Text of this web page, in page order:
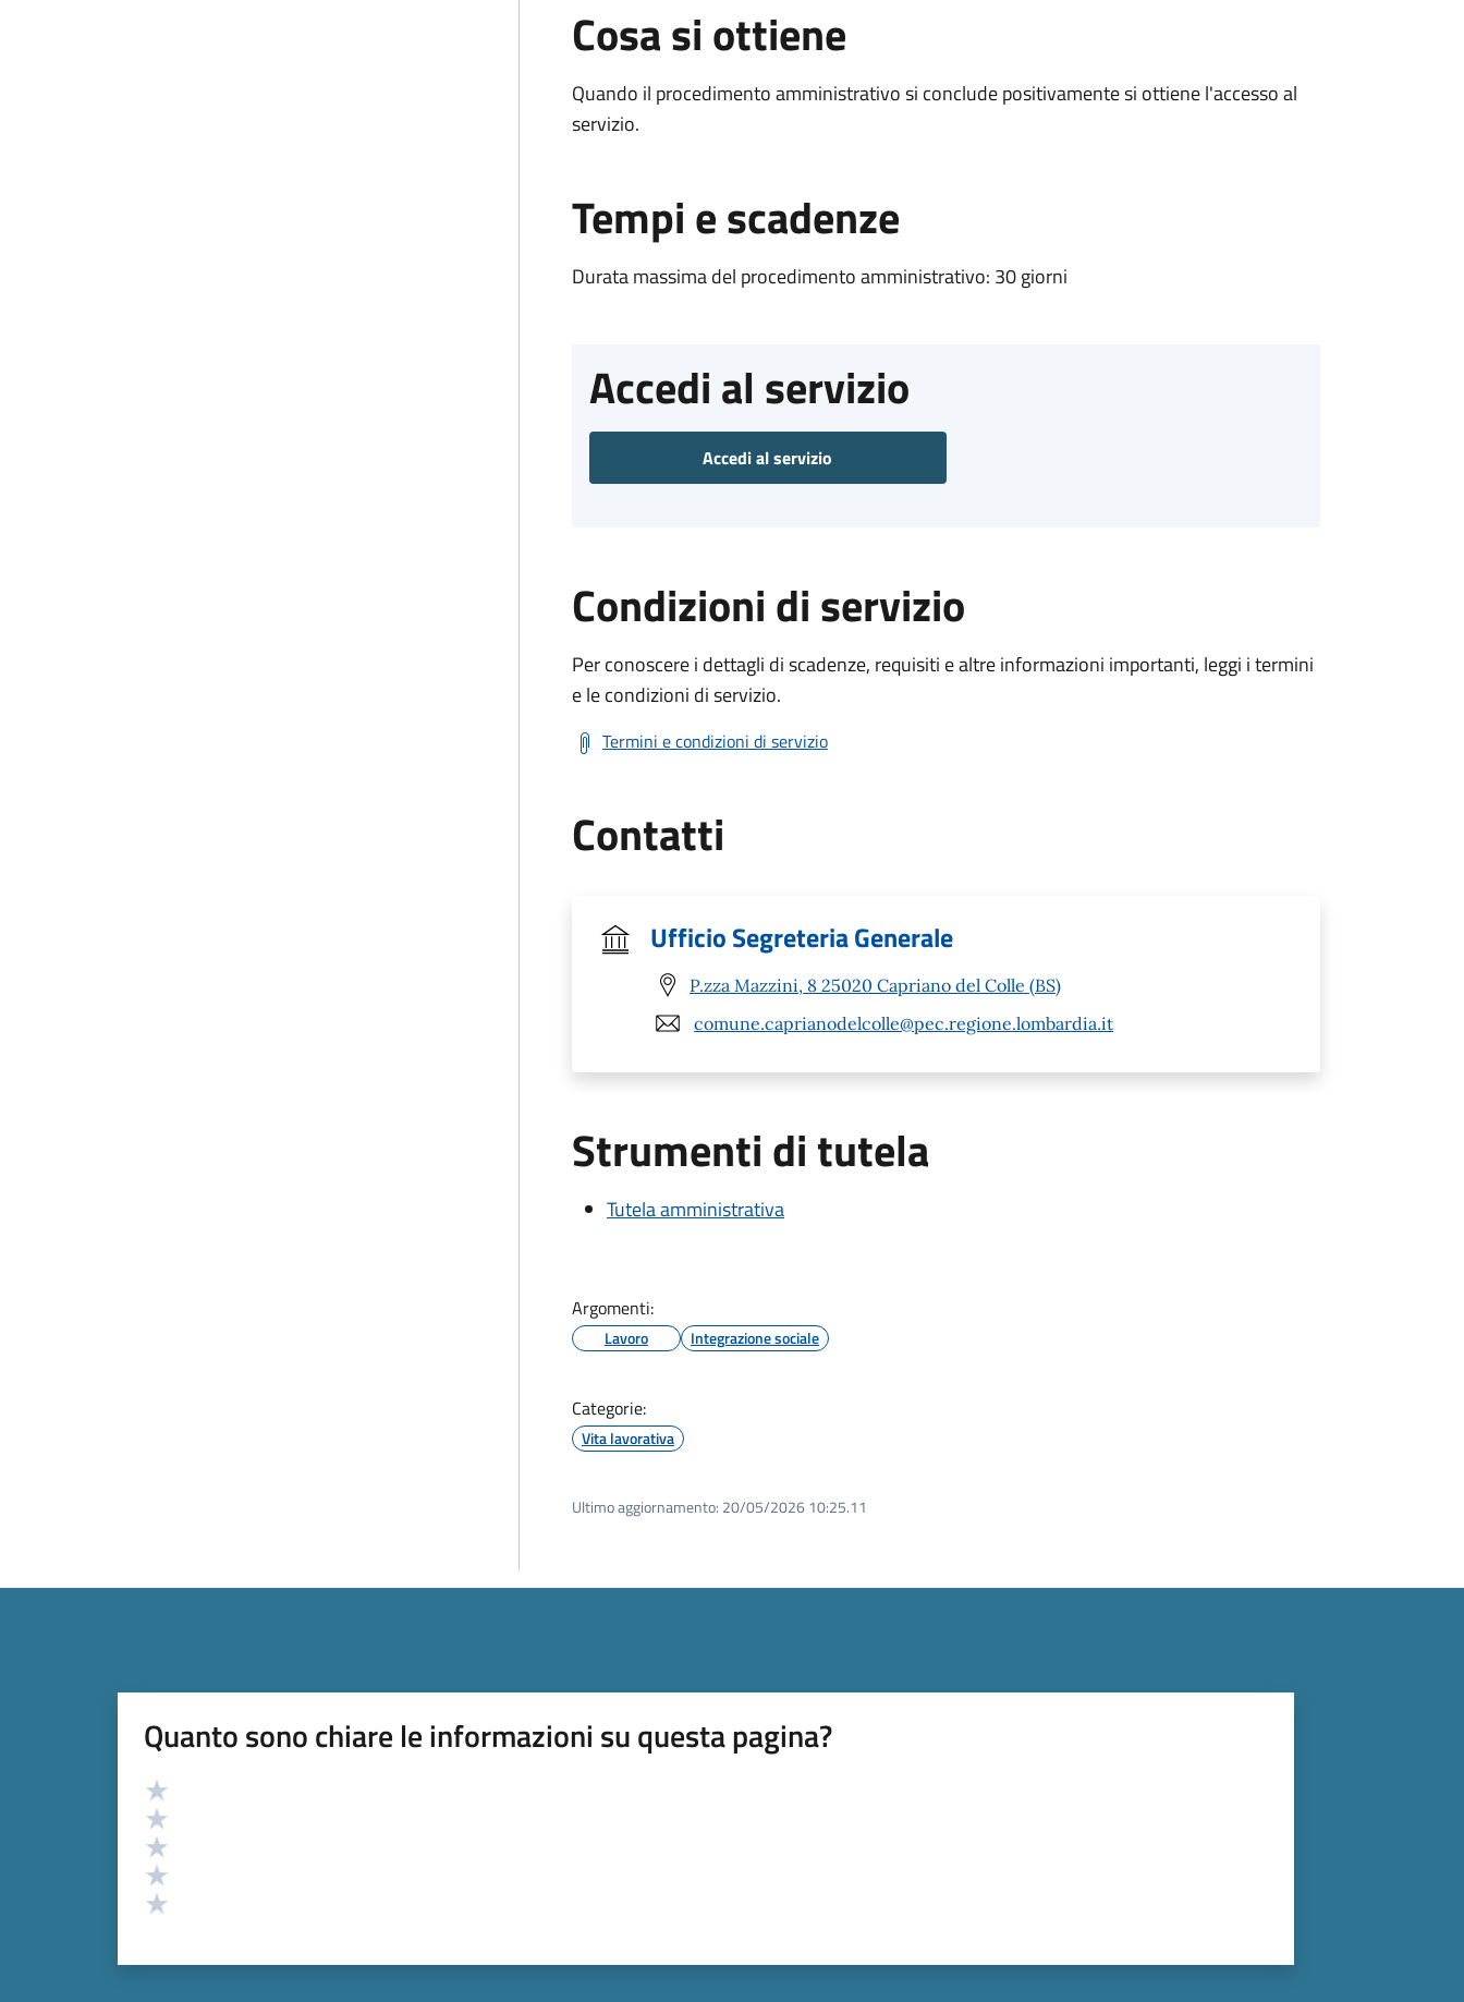
Cosa si ottiene
Quando il procedimento amministrativo si conclude positivamente si ottiene l'accesso al
servizio.
Tempi e scadenze
Durata massima del procedimento amministrativo: 30 giorni
Accedi al servizio
Accedi al servizio
Condizioni di servizio
Per conoscere i dettagli di scadenze, requisiti e altre informazioni importanti, leggi i termini
e le condizioni di servizio.
Termini e condizioni di servizio
Contatti
Ufficio Segreteria Generale
P.zza Mazzini, 8 25020 Capriano del Colle (BS)
comune.caprianodelcolle@pec.regione.lombardia.it
Strumenti di tutela
Tutela amministrativa
Argomenti:
Lavoro Integrazione sociale
Categorie:
Vita lavorativa
Ultimo aggiornamento: 20/05/2026 10:25.11
Quanto sono chiare le informazioni su questa pagina?
Valutazione